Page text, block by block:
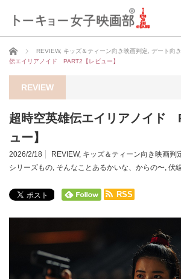
ホーム REVIEW, キッズ＆ティーン向き映画判定 デート向
伝エイリアノイド PART2【レビュー】
REVIEW
超時空英雄伝エイリアノイド
ュー】
2026/2/18 REVIEW, キッズ＆ティーン向き映画判
シリーズもの, そんなことあるかいな、からの〜, 伏
RSS